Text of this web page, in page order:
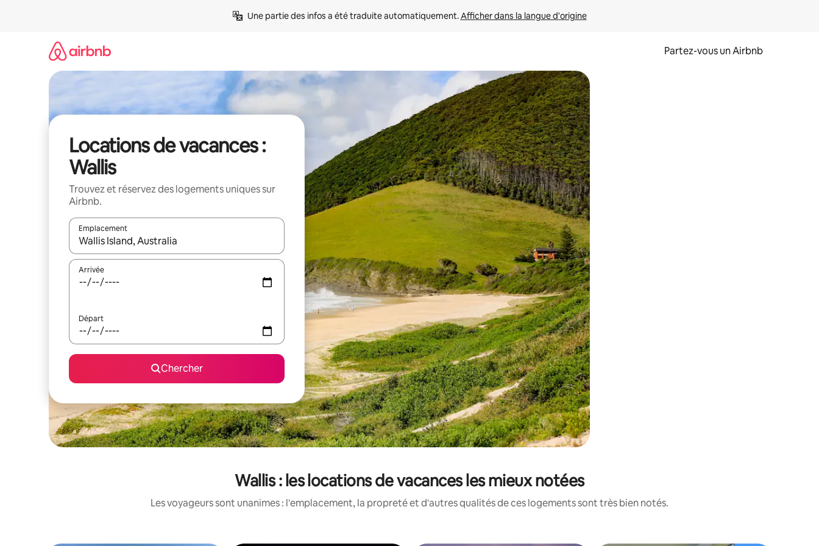
Une partie des infos a été traduite automatiquement. Afficher dans la langue d'origine
Partez-vous un Airbnb
Locations de vacances :
Wallis
Trouvez et réservez des logements uniques sur
Airbnb.
Emplacement
Quand les résultats sont affichés, parcourez-les en utilisant les flèches vers le haut et vers le bas, ou en appuyant dessus et en les faisant glisser.
Arrivée
Départ
Chercher
Wallis : les locations de vacances les mieux notées
Les voyageurs sont unanimes : l'emplacement, la propreté et d'autres qualités de ces logements sont très bien notés.